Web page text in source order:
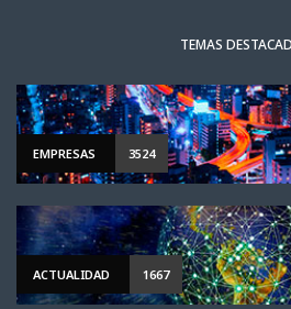
TEMAS
EMPRESAS 3524
ACTUALIDAD 1667